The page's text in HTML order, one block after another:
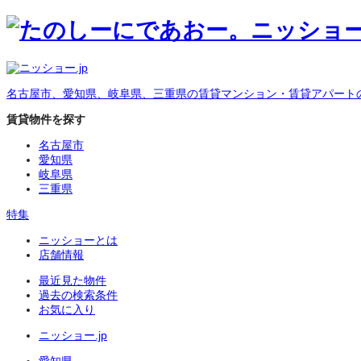
名古屋市、愛知県、岐阜県、三重県の賃貸マンション・賃貸アパート
賃貸物件を探す
名古屋市
愛知県
岐阜県
三重県
特集
ニッショーとは
店舗情報
最近見た物件
過去の検索条件
お気に入り
ニッショー.jp